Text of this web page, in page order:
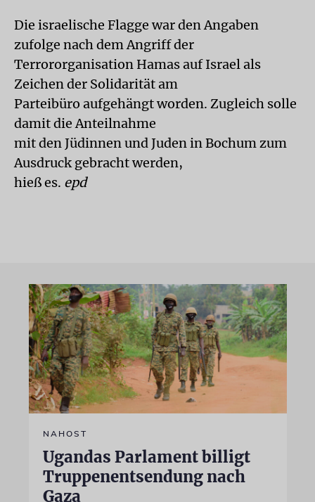
Die israelische Flagge war den Angaben
zufolge nach dem Angriff der
Terrororganisation Hamas auf Israel als
Zeichen der Solidarität am
Parteibüro aufgehängt worden. Zugleich solle
damit die Anteilnahme
mit den Jüdinnen und Juden in Bochum zum
Ausdruck gebracht werden,
hieß es. epd
NAHOST
Ugandas Parlament billigt
Truppenentsendung nach
Gaza